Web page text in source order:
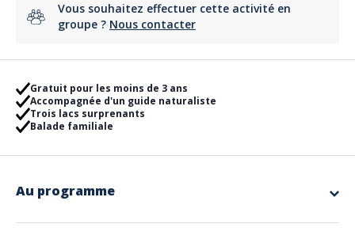
Vous souhaitez effectuer cette activité en
groupe ? Nous contacter
Gratuit pour les moins de 3 ans
Accompagnée d'un guide naturaliste
Trois lacs surprenants
Balade familiale
Au programme
Roquebrune et les gorges du Blavet, la forêt de Raphèle vous étonnera